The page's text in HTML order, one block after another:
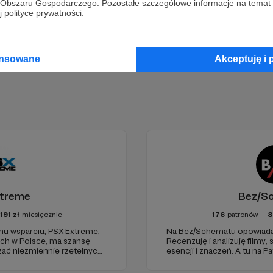
Gospodarczego. Pozostałe szczegółowe informacje na
prywatności.
Akceptuję i
Zostań Patronem
zł miesięcznie
wsparciu, PSX Extreme,
w Polsce, ma szansę
niezmiennie rzetelnych i
Bez/
176 patronów
Na Bez/Schematu
Recenzuję i analizuję filmy,
esencji i znaczeń. A tu na